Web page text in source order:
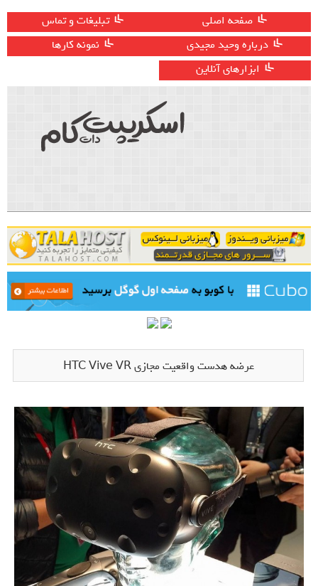
صفحه اصلی
تبلیغات و تماس
درباره وحید مجیدی
نمونه کارها
ابزارهای آنلاین
عرضه هدست واقعیت مجازی HTC Vive VR